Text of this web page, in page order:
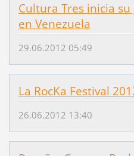
Cultura Tres inicia
en Venezuela
29.06.2012 05:49
La RocKa Festival
26.06.2012 13:40